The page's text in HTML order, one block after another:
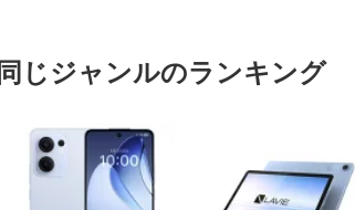
同じジャンルのランキング